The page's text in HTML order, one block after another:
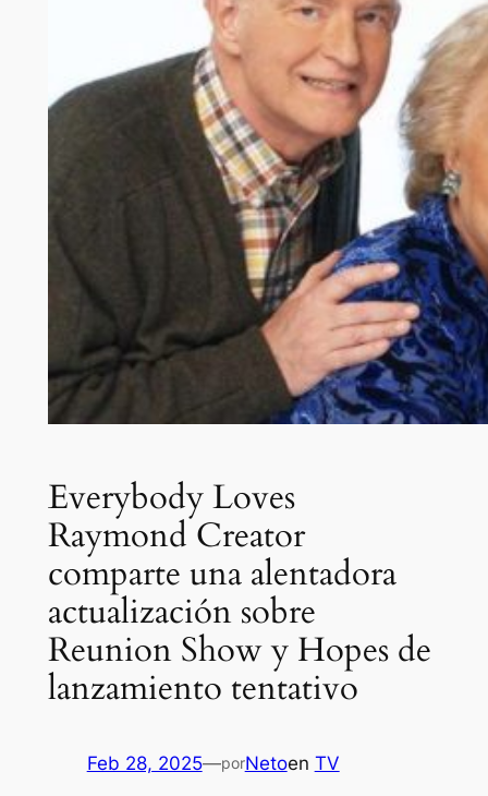
Everybody Loves
Raymond Creator
comparte una alentadora
actualización sobre
Reunion Show y Hopes de
lanzamiento tentativo
Feb 28, 2025—porNetoen TV